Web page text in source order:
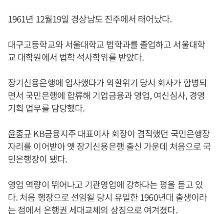
1961년 12월19일 경상남도 진주에서 태어났다.
대구고등학교와 서울대학교 법학과를 졸업하고 서울대학
교 대학원에서 법학 석사학위를 받았다.
장기신용은행에 입사했다가 외환위기 당시 회사가 합병되
면서 국민은행에 합류해 기업금융과 영업, 여신심사, 경영
기획 업무를 담당했다.
윤종규KB금융지주 대표이사 회장이 겸직했던 국민은행장
자리를 이어받아 옛 장기신용은행 출신 가운데 처음으로 국
민은행장이 됐다.
영업 역량이 뛰어나고 기관영업에 강하다는 평을 듣고 있
다. 처음 행장으로 선임될 당시 유일한 1960년대 출생이라
는 점에서 은행권 세대교체의 상징으로 여겨졌다.